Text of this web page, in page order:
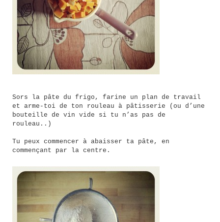
Sors la pâte du frigo, farine un plan de travail
et arme-toi de ton rouleau à pâtisserie (ou d’une
bouteille de vin vide si tu n’as pas de
rouleau..)
Tu peux commencer à abaisser ta pâte, en
commençant par la centre.